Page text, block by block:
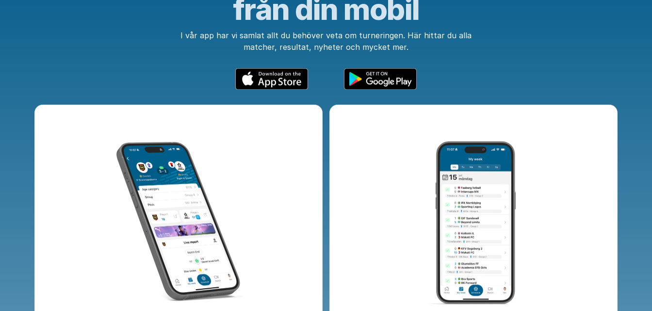
från din mobil
I vår app har vi samlat allt du behöver veta om turneringen. Här hittar du alla
matcher, resultat, nyheter och mycket mer.